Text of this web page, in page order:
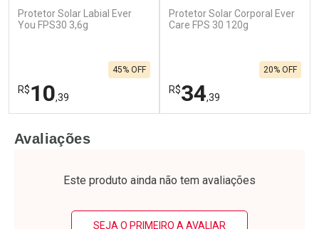
Protetor Solar Labial Ever
You FPS30 3,6g
R$10,39
45% OFF
Laboratório
Por Menos
Protetor Solar Corporal Ever
Care FPS 30 120g
R$34,39
20% OFF
Laboratório
Por Menos
Avaliações
Este produto ainda não tem avaliações
SEJA O PRIMEIRO A AVALIAR